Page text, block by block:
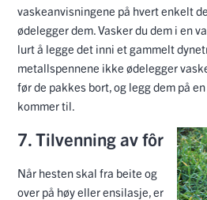
vaskeanvisningene på hvert enkelt
ødelegger dem. Vasker du dem i en
lurt å legge det inni et gammelt
metallspennene ikke ødelegger
før de pakkes bort, og legg dem på
kommer til.
7. Tilvenning av fôr
Når hesten skal fra beite og
over på høy eller ensilasje, er